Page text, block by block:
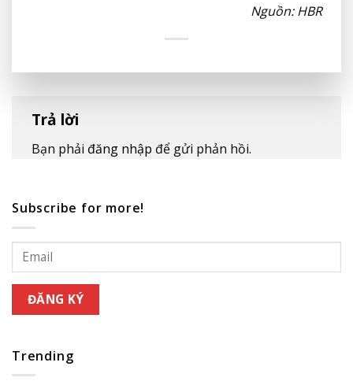
Nguồn: HBR
Trả lời
Bạn phải đăng nhập để gửi phản hồi.
Subscribe for more!
Trending